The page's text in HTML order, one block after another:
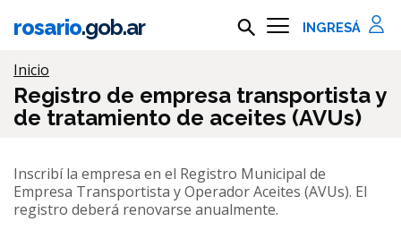
Ir al contenido principal
rosario.gob.ar Buscar en rosario.gob.ar
Información importante
Inicio
Registro de empresa transportista y
de tratamiento de aceites (AVUs)
Inscribí la empresa en el Registro Municipal de
Empresa Transportista y Operador Aceites (AVUs). El
registro deberá renovarse anualmente.